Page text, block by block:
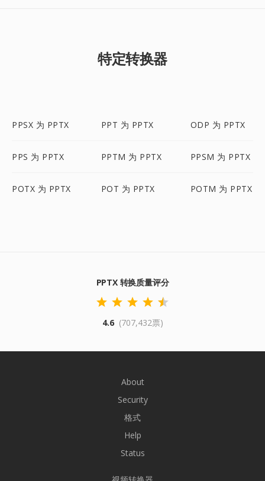
特定转换器
PPSX 为 PPTX PPT 为 PPTX ODP 为 PPTX
PPS 为 PPTX PPTM 为 PPTX PPSM 为 PPTX
POTX 为 PPTX POT 为 PPTX POTM 为 PPTX
PPTX 转换质量评分
4.6 (707,432票)
About
Security
格式
Help
Status